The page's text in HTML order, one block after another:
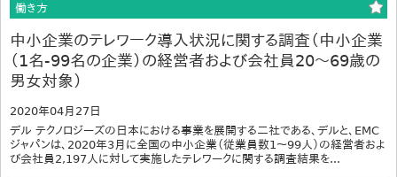
働き方
中小企業のテレワーク導入状況に関する調査（中小企業
（1名-99名の企業）の経営者および会社員20～69歳の
男女対象）
2020年04月27日
デル テクノロジーズの日本における事業を展開する二社である、デルと、EMC
ジャパンは、2020年3月に全国の中小企業（従業員数1～99人）の経営者およ
び会社員2,197人に対して実施したテレワークに関する調査結果を...